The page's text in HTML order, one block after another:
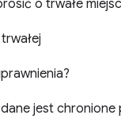
o trwałe
jest chronione